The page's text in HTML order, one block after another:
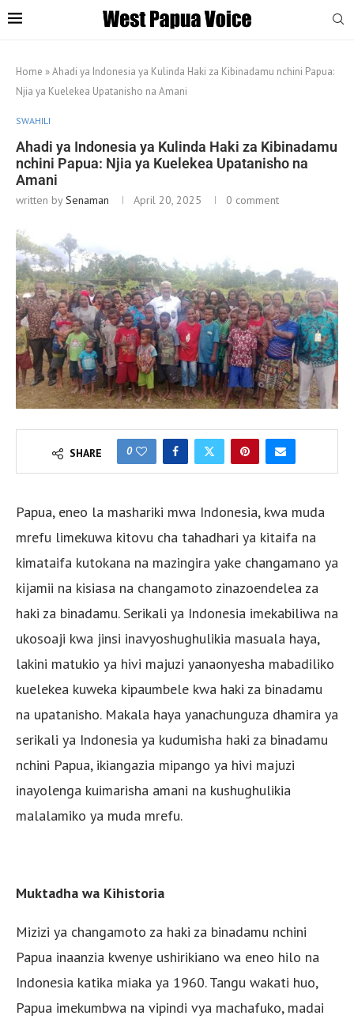
Home »Ahadi ya Indonesia ya Kulinda Haki za Kibinadamu nchini Papua:
Njia ya Kuelekea Upatanisho na Amani
SWAHILI
Ahadi ya Indonesia ya Kulinda Haki za Kibinadamu
nchini Papua: Njia ya Kuelekea Upatanisho na
Amani
written bySenaman April 20, 2025 0 comment
SHARE 0
Papua, eneo la mashariki mwa Indonesia, kwa muda
mrefu limekuwa kitovu cha tahadhari ya kitaifa na
kimataifa kutokana na mazingira yake changamano ya
kijamii na kisiasa na changamoto zinazoendelea za
haki za binadamu. Serikali ya Indonesia imekabiliwa na
ukosoaji kwa jinsi inavyoshughulikia masuala haya,
lakini matukio ya hivi majuzi yanaonyesha mabadiliko
kuelekea kuweka kipaumbele kwa haki za binadamu
na upatanisho. Makala haya yanachunguza dhamira ya
serikali ya Indonesia ya kudumisha haki za binadamu
nchini Papua, ikiangazia mipango ya hivi majuzi
inayolenga kuimarisha amani na kushughulikia
malalamiko ya muda mrefu.
Muktadha wa Kihistoria
Mizizi ya changamoto za haki za binadamu nchini
Papua inaanzia kwenye ushirikiano wa eneo hilo na
Indonesia katika miaka ya 1960. Tangu wakati huo,
Papua imekumbwa na vipindi vya machafuko, madai